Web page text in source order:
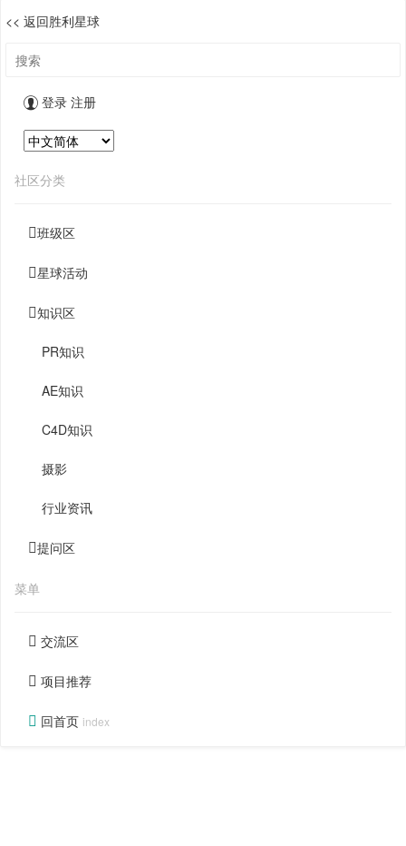
<< 返回胜利星球
登录 注册
社区分类
班级区
星球活动
知识区
PR知识
AE知识
C4D知识
摄影
行业资讯
提问区
菜单
交流区
项目推荐
回首页 index